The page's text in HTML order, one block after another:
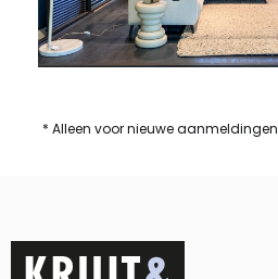
* Alleen voor nieuwe aanmeldingen